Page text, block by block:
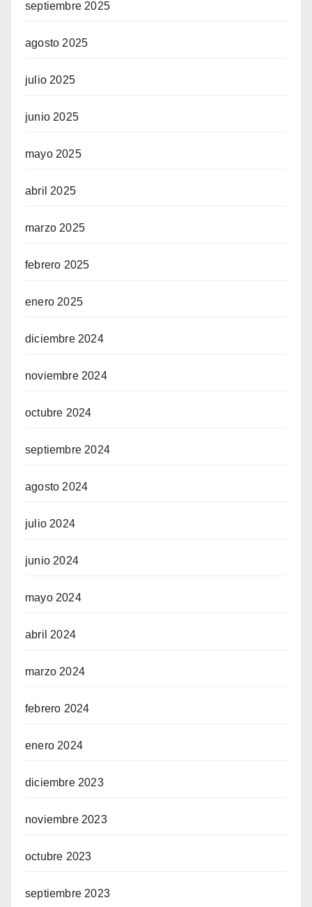
septiembre 2025
agosto 2025
julio 2025
junio 2025
mayo 2025
abril 2025
marzo 2025
febrero 2025
enero 2025
diciembre 2024
noviembre 2024
octubre 2024
septiembre 2024
agosto 2024
julio 2024
junio 2024
mayo 2024
abril 2024
marzo 2024
febrero 2024
enero 2024
diciembre 2023
noviembre 2023
octubre 2023
septiembre 2023